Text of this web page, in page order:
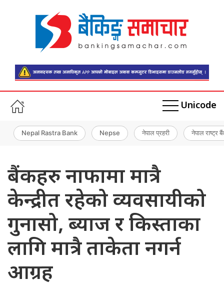
Unicode
Nepal Rastra Bank Nepse नेपाल प्रहरी नेपाल राष्ट्र
बैंकहरु नाफामा मात्रै
केन्द्रीत रहेको व्यवसायीको
गुनासो, ब्याज र किस्ताका
लागि मात्रै ताकेता नगर्न
आग्रह